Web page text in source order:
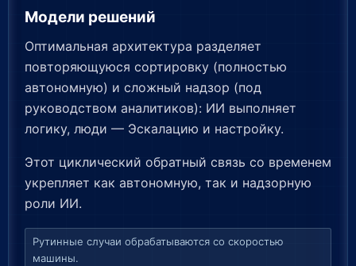
Модели решений
Оптимальная архитектура разделяет
повторяющуюся сортировку (полностью
автономную) и сложный надзор (под
руководством аналитиков): ИИ выполняет
логику, люди — Эскалацию и настройку.
Этот циклический обратный связь со временем
укрепляет как автономную, так и надзорную
роли ИИ.
Рутинные случаи обрабатываются со скоростью
машины.